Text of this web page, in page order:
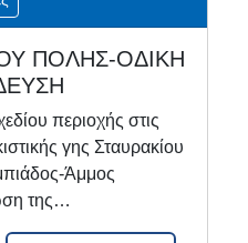
ΠΟΛΗΣ-ΟΔΙΚΗ
περιοχής στις
γης Σταυρακίου
Άμμος
της…